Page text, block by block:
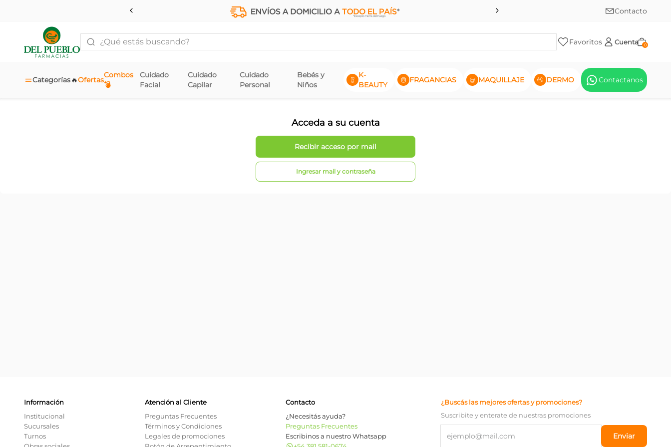
Contacto
¿Qué estás buscando?
Favoritos Cuenta 0
Categorías Ofertas
🔥
Combos
💣
Cuidado
Facial
Cuidado
Capilar
Cuidado
Personal
Bebés y
Niños
K-
BEAUTY
FRAGANCIAS MAQUILLAJE DERMO Contactanos
Acceda a su cuenta
Ingresar mail y contraseña
Información
Institucional
Sucursales
Turnos
Atención al Cliente
Preguntas Frecuentes
Términos y Condiciones
Legales de promociones
Contacto
¿Necesitás ayuda?
Preguntas Frecuentes
Escribinos a nuestro Whatsapp
¿Buscás las mejores ofertas y promociones?
Suscribite y enterate de nuestras promociones
Enviar